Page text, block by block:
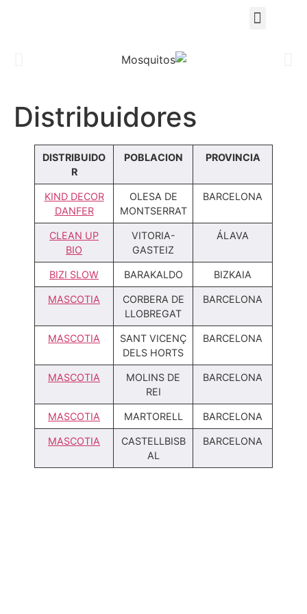
Distribuidores
DISTRIBUIDO
R
POBLACION PROVINCIA
KIND DECOR
DANFER
OLESA DE
MONTSERRAT
BARCELONA
CLEAN UP
BIO
VITORIA-
GASTEIZ
ÁLAVA
BIZI SLOW BARAKALDO BIZKAIA
MASCOTIA
CORBERA DE
LLOBREGAT
BARCELONA
MASCOTIA
SANT VICENÇ
DELS HORTS
BARCELONA
MASCOTIA
MOLINS DE
REI
BARCELONA
MASCOTIA MARTORELL BARCELONA
MASCOTIA
CASTELLBISB
AL
BARCELONA